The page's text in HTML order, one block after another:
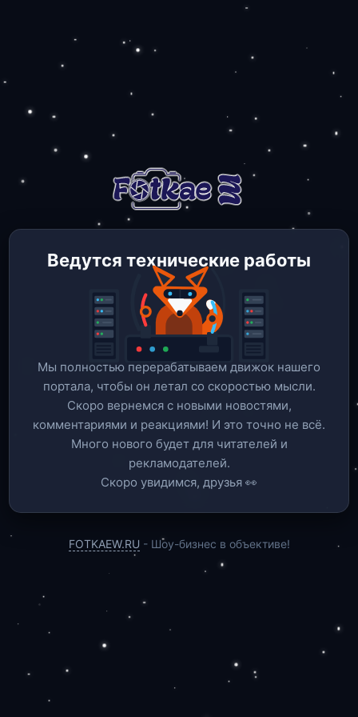
Ведутся технические работы
Мы полностью перерабатываем движок нашего
портала, чтобы он летал со скоростью мысли.
Скоро вернемся c новыми новостями,
комментариями и реакциями! И это точно не всё.
Много нового будет для читателей и
рекламодателей.
Скоро увидимся, друзья 👀
FOTKAEW.RU - Шоу-бизнес в объективе!